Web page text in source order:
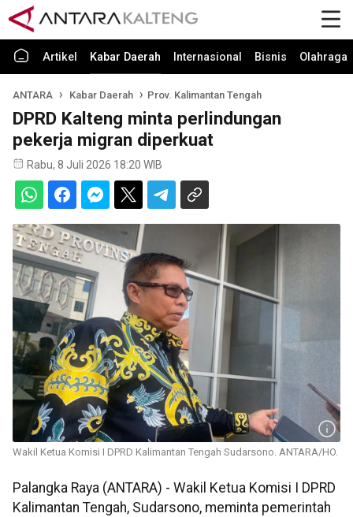
Artikel Kabar Daerah Internasional Bisnis Olahraga
ANTARA Kabar Daerah Prov. Kalimantan Tengah
DPRD Kalteng minta perlindungan
pekerja migran diperkuat
Rabu, 8 Juli 2026 18:20 WIB
Wakil Ketua Komisi I DPRD Kalimantan Tengah Sudarsono. ANTARA/HO.
Palangka Raya (ANTARA) - Wakil Ketua Komisi I DPRD
Kalimantan Tengah, Sudarsono, meminta pemerintah